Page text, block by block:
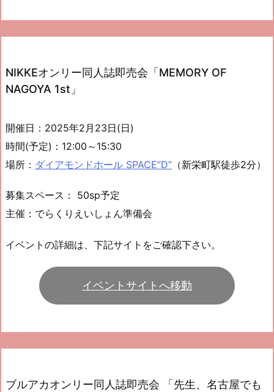
NIKKEオンリー同人誌即売会「MEMORY OF
NAGOYA 1st」
開催日：2025年2月23日(日)
時間(予定)：12:00～15:30
場所： ダイアモンドホール SPACE”D” （新栄町駅徒歩2分）
募集スペース： 50sp予定
主催：でらくりえいしょん準備会
イベントの詳細は、下記サイトをご確認下さい。
イベントサイトへ移動
ブルアカオンリー同人誌即売会 「先生、名古屋でも